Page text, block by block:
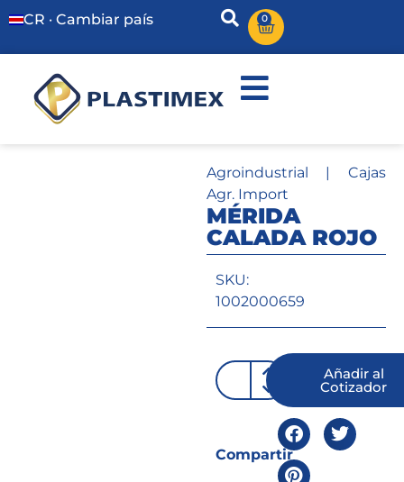
CR · Cambiar país 0
Agroindustrial | Cajas
Agr. Import
MÉRIDA
CALADA ROJO
SKU:
1002000659
Añadir al
Cotizador
Compartir